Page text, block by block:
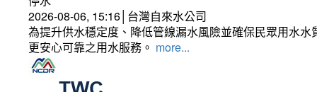
2026-08-06, 15:16│台灣自來水公司
為提升供水穩定度、降低管線漏水風險並確保民眾用水
更安心可靠之用水服務。 more...